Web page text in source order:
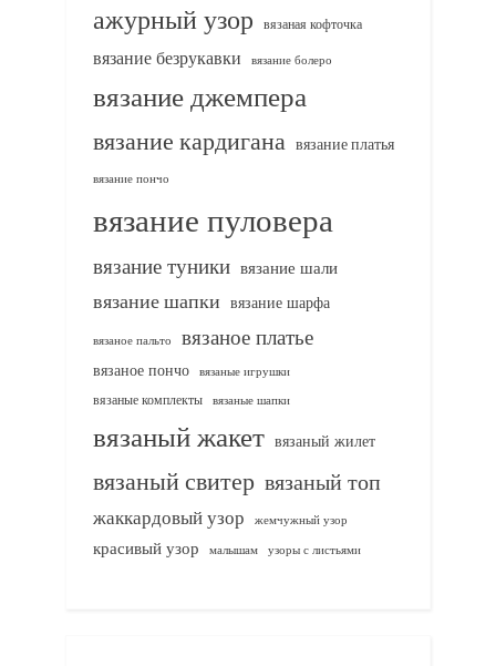
ажурный узор вязаная кофточка
вязание безрукавки вязание болеро
вязание джемпера
вязание кардигана вязание платья
вязание пончо
вязание пуловера
вязание туники вязание шали
вязание шапки вязание шарфа
вязаное пальто вязаное платье
вязаное пончо вязаные игрушки
вязаные комплекты
вязаные шапки
вязаный жакет вязаный жилет
вязаный свитер вязаный топ
жаккардовый узор жемчужный узор
красивый узор малышам узоры с листьями